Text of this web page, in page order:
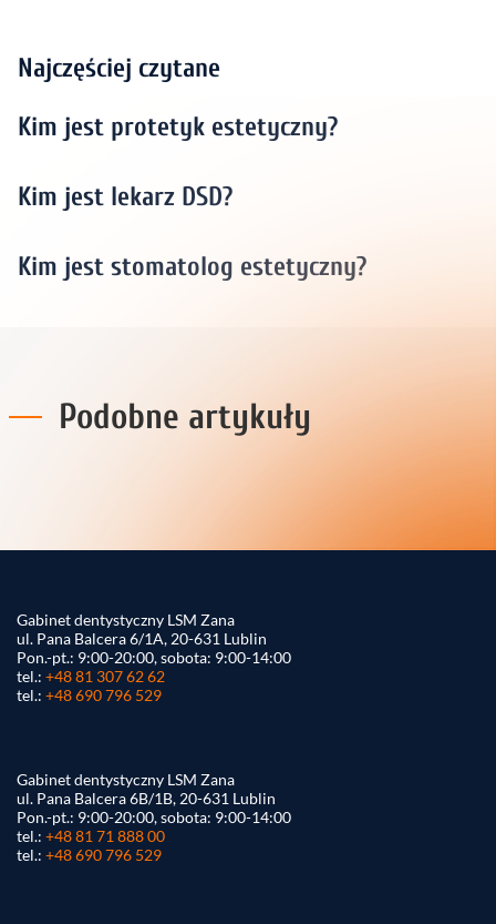
Najczęściej czytane
Kim jest protetyk estetyczny?
Kim jest lekarz DSD?
Kim jest stomatolog estetyczny?
Podobne artykuły
Gabinet dentystyczny LSM Zana
ul. Pana Balcera 6/1A, 20-631 Lublin
Pon.-pt.: 9:00-20:00, sobota: 9:00-14:00
tel.: +48 81 307 62 62
tel.: +48 690 796 529
Gabinet dentystyczny LSM Zana
ul. Pana Balcera 6B/1B, 20-631 Lublin
Pon.-pt.: 9:00-20:00, sobota: 9:00-14:00
tel.: +48 81 71 888 00
tel.: +48 690 796 529